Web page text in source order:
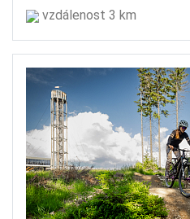
vzdálenost 3 km